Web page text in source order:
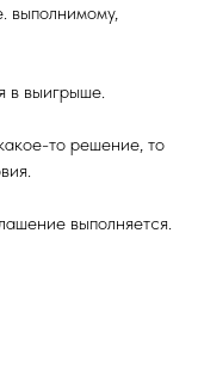
выполнимому,
в выигрыше.
то решение, то
выполняется.